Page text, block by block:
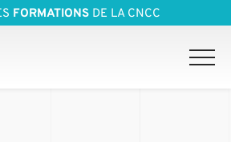
FORMATIONS DE LA CNCC